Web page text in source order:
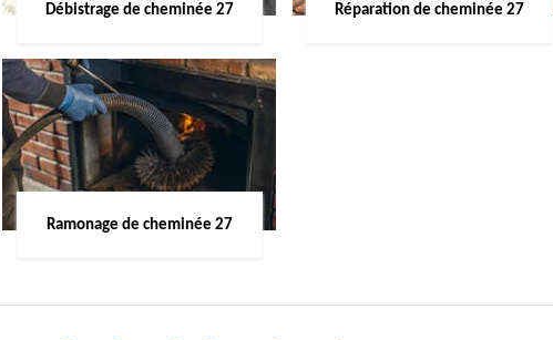
Débistrage de cheminée 27 Réparation de cheminée 27
Ramonage de cheminée 27